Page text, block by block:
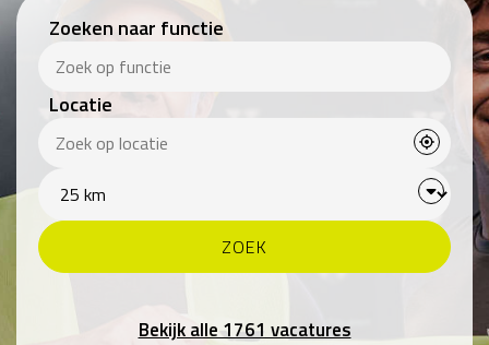
Zoeken naar functie
Locatie
Bekijk alle 1761 vacatures